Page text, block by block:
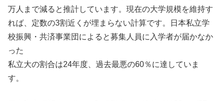
万人まで減ると推計しています。現在の大学規模を維持す
れば、定数の3割近くが埋まらない計算です。日本私立学
校振興・共済事業団によると募集人員に入学者が届かなか
った
私立大の割合は24年度、過去最悪の60％に達していま
す。